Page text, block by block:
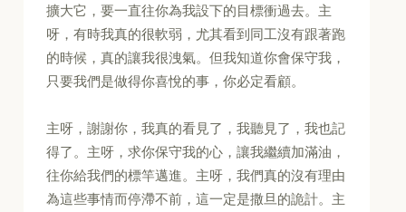
擴大它，要一直往你為我設下的目標衝過去。主
呀，有時我真的很軟弱，尤其看到同工沒有跟著跑
的時候，真的讓我很洩氣。但我知道你會保守我，
只要我們是做得你喜悅的事，你必定看顧。
主呀，謝謝你，我真的看見了，我聽見了，我也記
得了。主呀，求你保守我的心，讓我繼續加滿油，
往你給我們的標竿邁進。主呀，我們真的沒有理由
為這些事情而停滯不前，這一定是撒旦的詭計。主